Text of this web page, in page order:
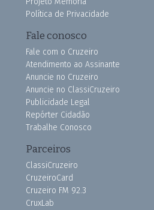
Política de Privacidade
Fale conosco
Fale com o Cruzeiro
Atendimento ao Assinante
Anuncie no Cruzeiro
Anuncie no ClassiCruzeiro
Publicidade Legal
Repórter Cidadão
Trabalhe Conosco
Parceiros
ClassiCruzeiro
CruzeiroCard
Cruzeiro FM 92.3
CruxLab